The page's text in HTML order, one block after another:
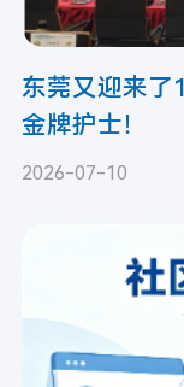
东莞又迎来了
金牌护士！
2026-07-10